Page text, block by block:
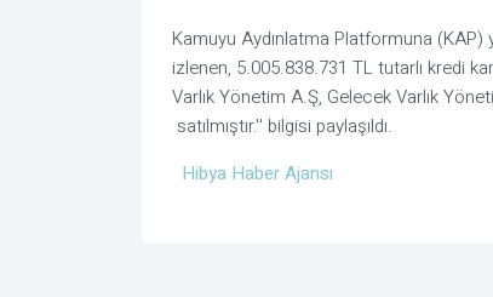
Kamuyu Aydınlatma Platformuna (KAP)
izlenen, 5.005.838.731 TL tutarlı kredi
Varlık Yönetim A.Ş, Gelecek Varlık
satılmıştır.'' bilgisi paylaşıldı.
Hibya Haber Ajansı